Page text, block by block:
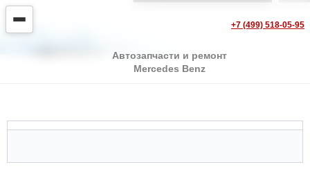
+7 (499) 518-05-95
Автозапчасти и ремонт
Mercedes Benz